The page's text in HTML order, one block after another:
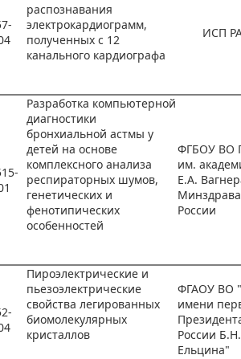
распознавания
электрокардиограмм,
полученных с 12
канального кардиографа
ИСП
Разработка компьютерной
диагностики
бронхиальной астмы у
детей на основе
комплексного анализа
респираторных шумов,
генетических и
фенотипических
особенностей
ФГБОУ ВО
им.
Е.А.
Минздрава
России
Пироэлектрические и
пьезоэлектрические
свойства легированных
биомолекулярных
кристаллов
ФГАОУ ВО
имени
России Б.Н.
Ельцина"